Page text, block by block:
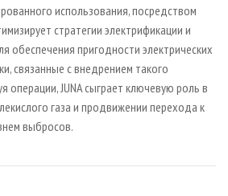
использования, посредством
стратегии электрификации и
обеспечения пригодности электрических
связанные с внедрением такого
операции, JUNA сыграет ключевую роль в
газа и продвижении перехода к
выбросов.